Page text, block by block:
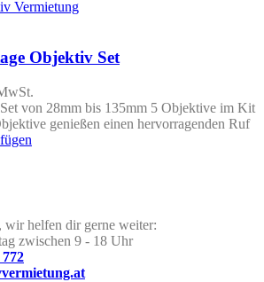
Objektiv Set
von 28mm bis 135mm 5 Objektive im Kit
genießen einen hervorragenden Ruf
wir helfen dir gerne weiter:
zwischen 9 - 18 Uhr